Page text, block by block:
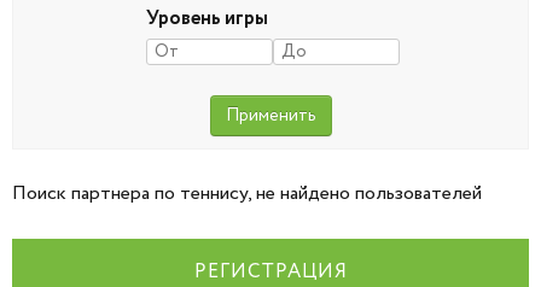
Уровень игры
Поиск партнера по теннису, не найдено пользователей
РЕГИСТРАЦИЯ